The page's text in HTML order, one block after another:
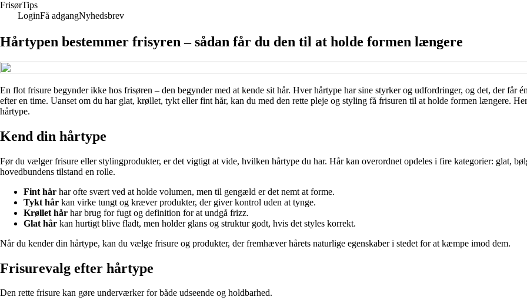
FrisørTips
LoginFå adgangNyhedsbrev
Hårtypen bestemmer frisyren – sådan får du den til at holde formen længere
En flot frisure begynder ikke hos frisøren – den begynder med at kende sit hår. Hver hårtype har sine styrker og udfordringer, og det, der får
efter en time. Uanset om du har glat, krøllet, tykt eller fint hår, kan du med den rette pleje og styling få frisuren til at holde formen længere.
hårtype.
Kend din hårtype
Før du vælger frisure eller stylingprodukter, er det vigtigt at vide, hvilken hårtype du har. Hår kan overordnet opdeles i fire kategorier: glat,
hovedbundens tilstand en rolle.
Fint hår har ofte svært ved at holde volumen, men til gengæld er det nemt at forme.
Tykt hår kan virke tungt og kræver produkter, der giver kontrol uden at tynge.
Krøllet hår har brug for fugt og definition for at undgå frizz.
Glat hår kan hurtigt blive fladt, men holder glans og struktur godt, hvis det styles korrekt.
Når du kender din hårtype, kan du vælge frisure og produkter, der fremhæver hårets naturlige egenskaber i stedet for at kæmpe imod dem.
Frisurevalg efter hårtype
Den rette frisure kan gøre underværker for både udseende og holdbarhed.